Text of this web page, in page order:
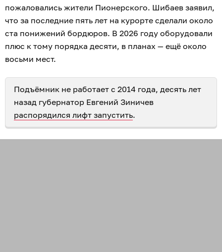
пожаловались жители Пионерского. Шибаев заявил,
что за последние пять лет на курорте сделали около
ста понижений бордюров. В 2026 году оборудовали
плюс к тому порядка десяти, в планах — ещё около
восьми мест.
Подъёмник не работает с 2014 года, десять лет
назад губернатор Евгений Зиничев
распорядился лифт запустить.